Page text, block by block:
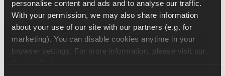
personalise content and ads and to analyse our traffic.
With your permission, we may also share information
about your use of our site with our partners (e.g. for
marketing). You can disable cookies anytime in your
onder je zwaartepunt.
Trek je voet door en langs de grond (schraapbeweging!) en
duw dynamisch naar voren.
Wissel steeds van been terwijl je naar voren beweegt.